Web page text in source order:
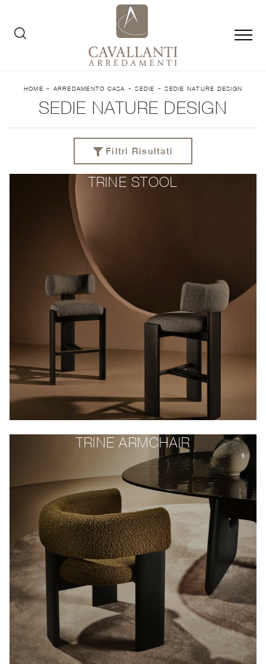
HOME - ARREDAMENTO CASA -SEDIE -SEDIE NATURE DESIGN
SEDIE NATURE DESIGN
Filtri Risultati
TRINE STOOL
TRINE ARMCHAIR